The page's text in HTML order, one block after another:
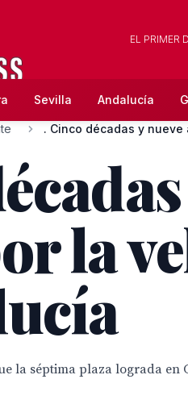
EL PRIMER
Sevilla Andalucía
. Cinco décadas y
la
la séptima plaza lograda